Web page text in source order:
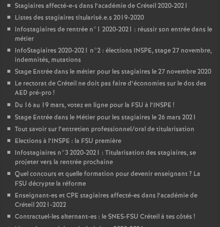
Stagiaires affecté-e-s dans l’académie de Créteil 2020-2021
Listes des stagiaires titularisé.e.s 2019-2020
Infostagiaires de rentrée n°1 2020-2021 : réussir son entrée dans le
métier
InfoStagiaires 2020-2021 n°2 : élections INSPE, stage 27 novembre,
indemnités, mutations
Stage Entrée dans le métier pour les stagiaires le 27 novembre 2020
Le rectorat de Créteil ne doit pas faire d’économies sur le dos des
AED pré-pro !
Du 16 au 19 mars, votez en ligne pour la FSU à l’INSPE !
Stage Entrée dans le Métier pour les stagiaires le 26 mars 2021
Tout savoir sur l’entretien professionnel/oral de titularisation
Elections à l’INSPE : la FSU première
Infostagiaires n°3 2020-2021 : Titularisation des stagiaires, se
projeter vers la rentrée prochaine
Quel concours et quelle formation pour devenir enseignant? La
FSU décrypte la réforme
Enseignant-es etCPE stagiaires affecté-es dans l’académie de
Créteil 2021-2022
Contractuel-les alternant-es : leSNES-FSU Créteil à tes côtés !